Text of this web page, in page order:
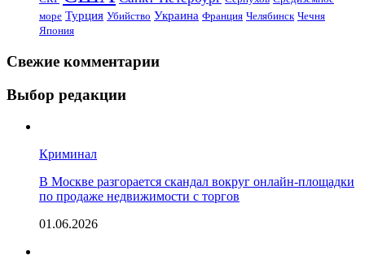
море Турция Убийство Украина Франция Челябинск Чечня
Япония
Свежие комментарии
Выбор редакции
Криминал
В Москве разгорается скандал вокруг онлайн-площадки
по продаже недвижимости с торгов
01.06.2026